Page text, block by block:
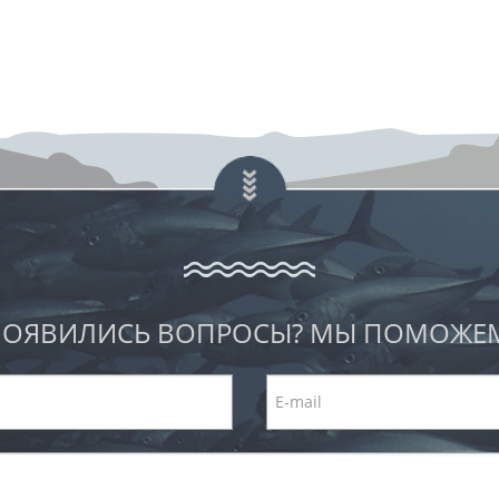
ВОПРОСЫ? МЫ